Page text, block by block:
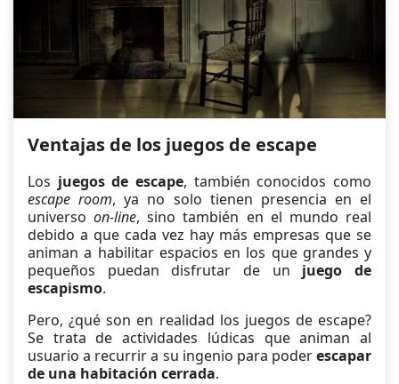
Ventajas de los juegos de escape
Los juegos de escape, también conocidos como
escape room, ya no solo tienen presencia en el
universoon-line, sino también en el mundo real
debido a que cada vez hay más empresas que se
animan a habilitar espacios en los que grandes y
pequeños puedan disfrutar de un juego de
escapismo.
Pero, ¿qué son en realidad los juegos de escape?
Se trata de actividades lúdicas que animan al
usuario a recurrir a su ingenio para poderescapar
de una habitación cerrada.